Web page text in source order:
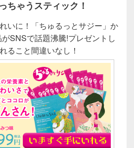
ちゃうスティック！
いに！「ちゅるっとサジー」か
SNSで話題沸騰!プレゼントし
ること間違いなし！